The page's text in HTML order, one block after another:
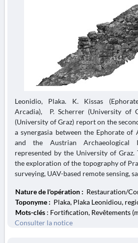
Leonidio, Plaka. K. Kissas
Arcadia), P. Scherrer (University of
(University of Graz) report on the
a synergasia between the Ephorate
and the Austrian Archaeological
represented by the University of
the exploration of the topography of
surveying, UAV-based remote sensing,
Nature de l'opération : Restauration/
Toponyme : Plaka, Plaka Leonidiou,
Mots-clés : Fortification, Revêtements
Consulter la notice